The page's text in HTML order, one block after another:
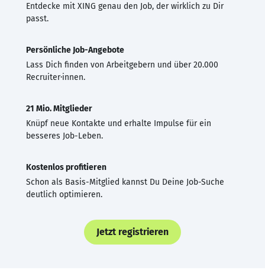
Entdecke mit XING genau den Job, der wirklich zu Dir
passt.
Persönliche Job-Angebote
Lass Dich finden von Arbeitgebern und über 20.000
Recruiter·innen.
21 Mio. Mitglieder
Knüpf neue Kontakte und erhalte Impulse für ein
besseres Job-Leben.
Kostenlos profitieren
Schon als Basis-Mitglied kannst Du Deine Job-Suche
deutlich optimieren.
Jetzt registrieren